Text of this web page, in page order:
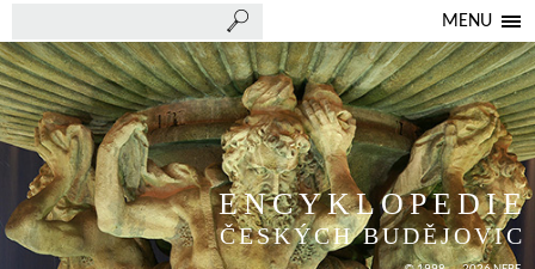
MENU
ENCYKLOPEDIE
ČESKÝCH BUDĚJOVIC